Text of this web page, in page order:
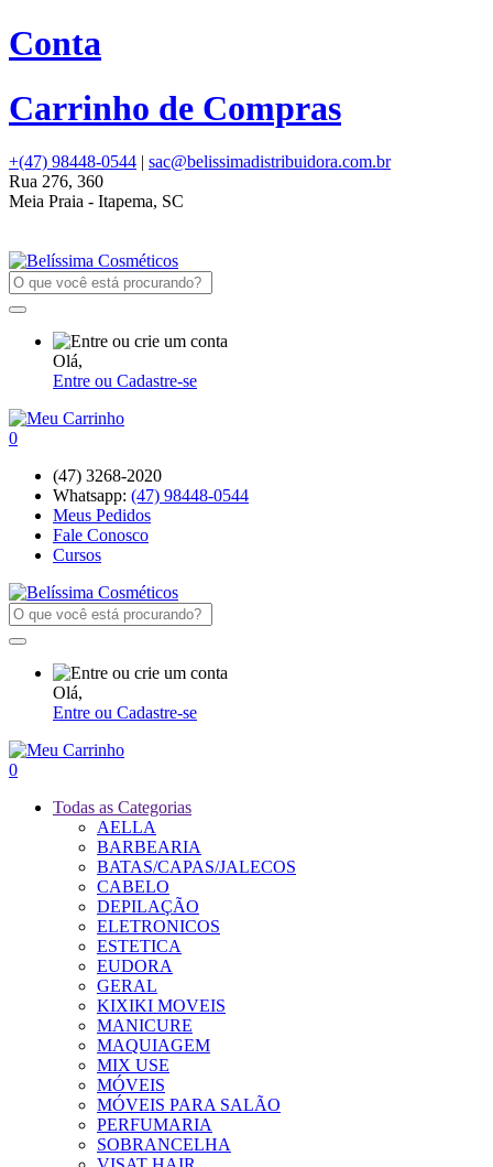
Conta
Carrinho de Compras
+(47) 98448-0544 | sac@belissimadistribuidora.com.br
Rua 276, 360
Meia Praia - Itapema, SC
Olá,
Entre ou Cadastre-se
0
(47) 3268-2020
Whatsapp: (47) 98448-0544
Meus Pedidos
Fale Conosco
Cursos
Olá,
Entre ou Cadastre-se
0
Todas as Categorias
AELLA
BARBEARIA
BATAS/CAPAS/JALECOS
CABELO
DEPILAÇÃO
ELETRONICOS
ESTETICA
EUDORA
GERAL
KIXIKI MOVEIS
MANICURE
MAQUIAGEM
MIX USE
MÓVEIS
MÓVEIS PARA SALÃO
PERFUMARIA
SOBRANCELHA